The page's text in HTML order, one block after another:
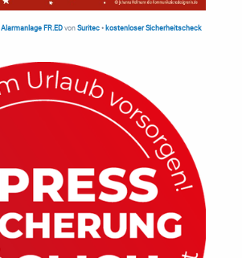
Alarmanlage FR.ED von Suritec • kostenloser Sicherheitscheck